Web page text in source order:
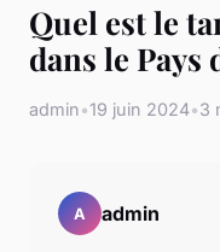
Quel est le
dans le Pays
admin•19 juin 2024•3
A admin